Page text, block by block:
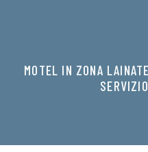
MOTEL IN ZONA